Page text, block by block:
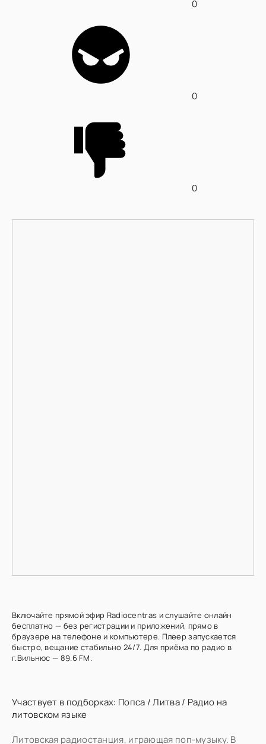
0
0
0
Включайте прямой эфир Radiocentras и слушайте онлайн
бесплатно — без регистрации и приложений, прямо в
браузере на телефоне и компьютере. Плеер запускается
быстро, вещание стабильно 24/7. Для приёма по радио в
г.Вильнюс — 89.6 FM.
Участвует в подборках: Попса /Литва/ Радио на
литовском языке
Литовская радиостанция, играющая поп-музыку. В